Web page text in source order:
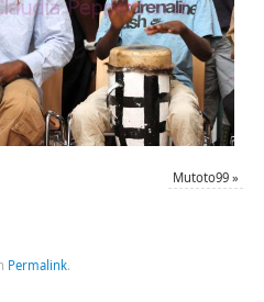
Mutoto99 »
Permalink.